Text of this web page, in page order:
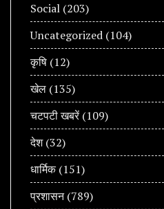
Social (203)
Uncategorized (104)
कृषि (12)
खेल (135)
चटपटी खबरें(109)
देश(32)
धार्मिक(151)
प्रशासन(789)